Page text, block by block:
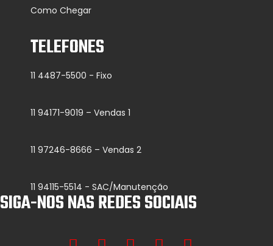
Como Chegar
TELEFONES
11 4487-5500 - Fixo
11 94171-9019 – Vendas 1
11 97246-8666 – Vendas 2
11 94115-5514 - SAC/Manutenção
SIGA-NOS NAS REDES SOCIAIS